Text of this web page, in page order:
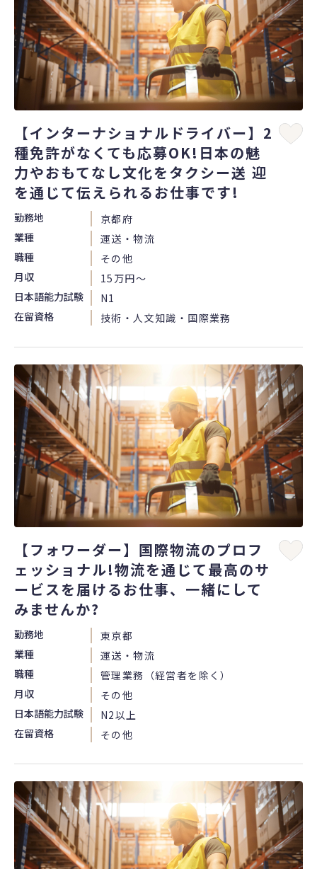
【インターナショナルドライバー】2
種免許がなくても応募OK!日本の魅
力やおもてなし文化をタクシー送 迎
を通じて伝えられるお仕事です!
勤務地
京都府
業種
運送・物流
職種
その他
月収
15万円〜
日本語能力試験
N1
在留資格
技術・人文知識・国際業務
【フォワーダー】国際物流のプロフ
ェッショナル!物流を通じて最高のサ
ービスを届けるお仕事、一緒にして
みませんか?
勤務地
東京都
業種
運送・物流
職種
管理業務（経営者を除く）
月収
その他
日本語能力試験
N2以上
在留資格
その他